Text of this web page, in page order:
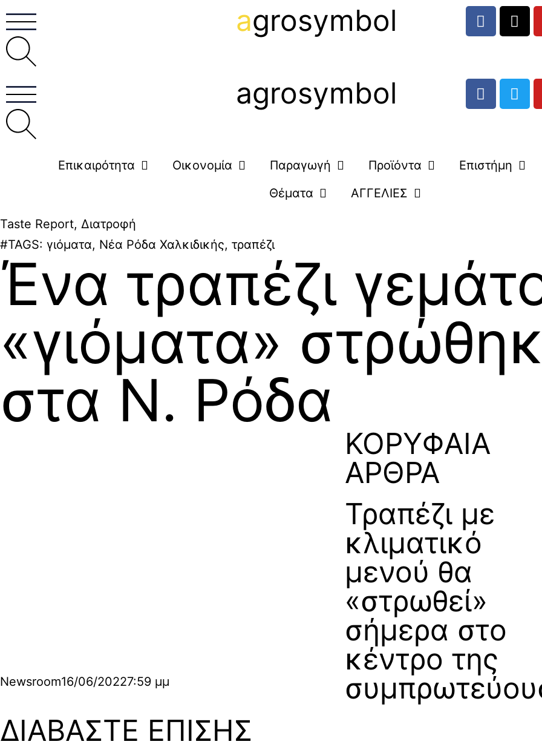
agrosymbol
agrosymbol
Επικαιρότητα Οικονομία Παραγωγή Προϊόντα
Επιστήμη
Θέματα
ΑΓΓΕΛΙΕΣ
Taste Report, Διατροφή
#TAGS: γιόματα, Νέα Ρόδα Χαλκιδικής, τραπέζι
Ένα τραπέζι
«γιόματα»
στα Ν. Ρόδα
Newsroom16/06/20227:59 μμ
ΔΙΑΒΑΣΤΕ ΕΠΙΣΗΣ
ΚΟΡΥΦΑΙΑ
ΑΡΘΡΑ
Τραπέζι με
κλιματικό
μενού θα
«στρωθεί»
σήμερα στο
κέντρο της